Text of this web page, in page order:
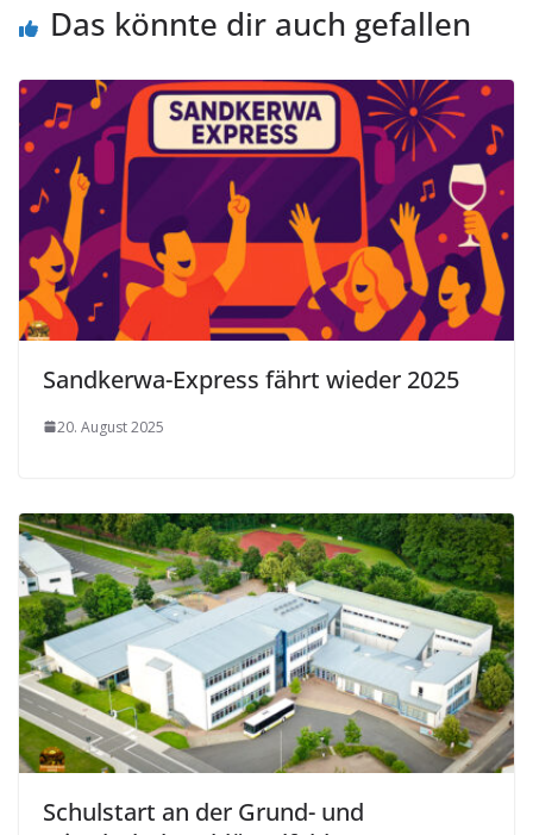
Das könnte dir auch gefallen
Sandkerwa-Express fährt wieder 2025
20. August 2025
Schulstart an der Grund- und